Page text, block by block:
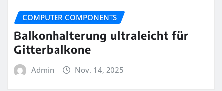
COMPUTER COMPONENTS
Balkonhalterung ultraleicht für
Gitterbalkone
Admin Nov. 14, 2025